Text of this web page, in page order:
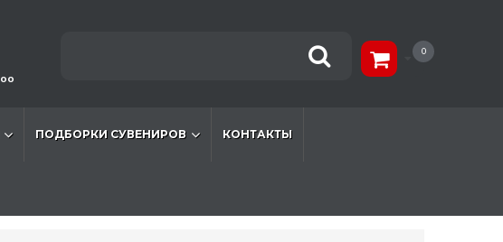
00
0
ПОДБОРКИ СУВЕНИРОВ КОНТАКТЫ